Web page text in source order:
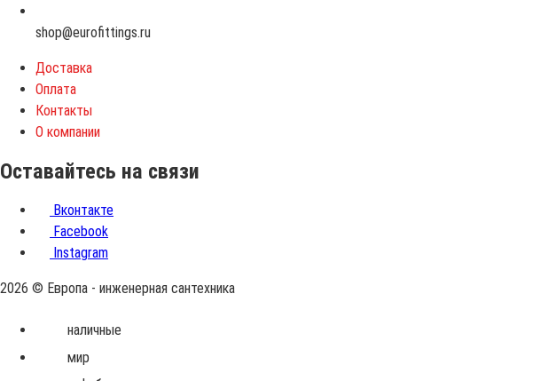
shop@eurofittings.ru
Доставка
Оплата
Контакты
О компании
Оставайтесь на связи
Вконтакте
Facebook
Instagram
2026 © Европа - инженерная сантехника
Принимаем
оплате
наличные
мир